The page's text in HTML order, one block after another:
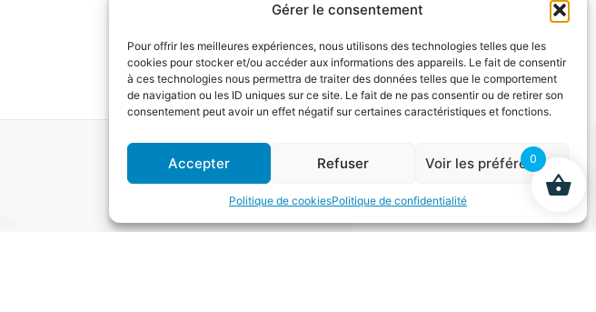
Gérer le consentement
Pour offrir les meilleures expériences, nous utilisons des technologies telles que les
cookies pour stocker et/ou accéder aux informations des appareils. Le fait de consentir
à ces technologies nous permettra de traiter des données telles que le comportement
de navigation ou les ID uniques sur ce site. Le fait de ne pas consentir ou de retirer son
consentement peut avoir un effet négatif sur certaines caractéristiques et fonctions.
Accepter Refuser Voir les préférences
Politique de cookiesPolitique de confidentialité
0